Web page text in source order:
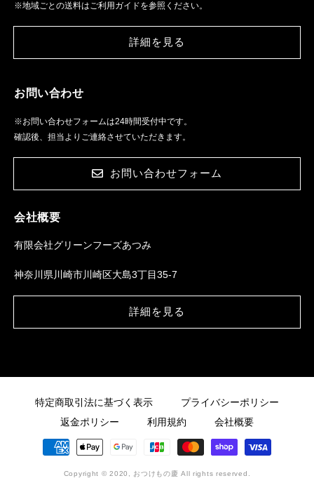
※地域ごとの送料はご利用ガイドを参照ください。
詳細を見る
お問い合わせ
※お問い合わせフォームは24時間受付中です。
確認後、担当よりご連絡させていただきます。
お問い合わせフォーム
会社概要
有限会社グリーンフーズあつみ
神奈川県川崎市川崎区大島3丁目35-7
詳細を見る
特定商取引法に基づく表示
プライバシーポリシー
返金ポリシー
利用規約 会社概要
決
済
Copyright © 2020, おつけもの慶 All rights reserved.